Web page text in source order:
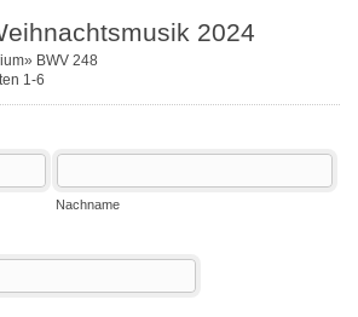
2024
BWV 248
1-6
Nachname